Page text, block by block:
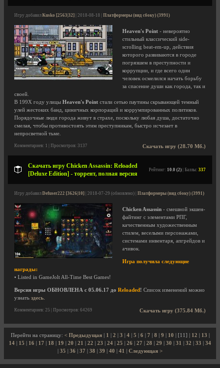
Игру добавил Kusko [2563|32] | 2018-08-18 | Платформеры (вид сбоку) (3991)
Heaven's Point - невероятно
стильный классический side-
scrolling beat-em-up, действия
которого развиваются в городе
погрязшем в преступности и
коррупции, и где всего один
человек осмелился начать борьбу
за спасение души как города, так и
своей.
В 199X году улицы Heaven's Point стали сетью паутины скрывающей темный
улей жестоких банд, циничных корпораций и коррумпированных политиков.
Порядочные люди города живут в страхе, поскольку любая душа, достаточно
смелая, чтобы противостоять этим преступникам, быстро исчезает в
непросветной тьме.
Скачать игру (28.70 Мб.)
Комментариев: 1 | Просмотров: 3137
Скачать игру Chicken Assassin: Reloaded
[Deluxe Edition] - торрент, полная версия
Рейтинг: 10.0 (2) | Баллы: 337
Игру добавил Defuser222 [3626|10] | 2018-07-29 (обновлено) | Платформеры (вид сбоку) (3991)
Chicken Assassin - смешной экшен-
файтинг с элементами РПГ,
качественным художественным
стилем, веселыми персонажами,
системами инвентаря, апгрейдов и
ачивок.
Игра получила следующие
награды:
• Listed in GameJolt All-Time Best Games!
Версия игры ОБНОВЛЕНА с 05.06.17 до Reloaded ! Список изменений можно
узнать здесь
Скачать игру (375.84 Мб.)
Комментариев: 25 | Просмотров: 64269
Перейти на страницу: < Предыдущая| 1 2 3 4| 5 6 7 8 9 10 | [11] | 12 13
14
15 16 17 18 19 20 21 22 23 24 25 26 27 28 29 30 31 32 33
34
35 36 37 38 39 40 41 Следующая >